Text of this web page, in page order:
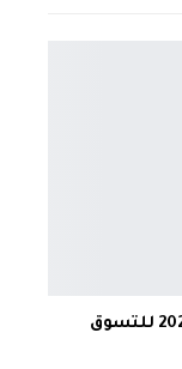
أحدث كوبونات الخصم وأكواد العروض 2025 للتسوق